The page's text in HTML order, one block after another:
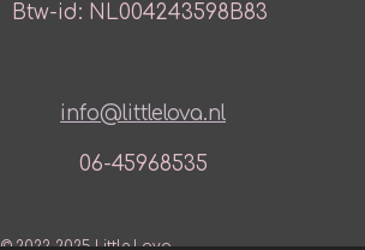
Btw-id: NL004243598B83
info@littlelova.nl
06-45968535